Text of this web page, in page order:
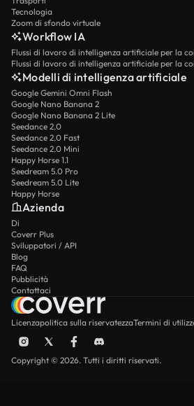
Tecnologia
Zoom di sfondo virtuale
Workflow IA
Flussi di lavoro di intelligenza artificiale per la
Modelli di intelligenza artificiale
Google Gemini Omni Flash
Google Nano Banana 2
Google Nano Banana 2 Lite
Seedance 2.0
Seedance 2.0 Fast
Seedance 2.0 Mini
Happy Horse 1.1
Seedream 5.0 Pro
Seedream 5.0 Lite
Happy Horse
Azienda
Di
Coverr Plus
Sviluppatori / API
Blog
FAQ
Pubblicità
Contattaci
Licenzapolitica sulla riservatezzaTermini di
Copyright © 2026. Tutti i diritti riservati.